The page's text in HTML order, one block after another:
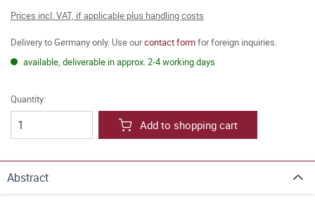
Prices incl. VAT, if applicable plus handling costs
Delivery to Germany only. Use ourcontact formfor foreign inquiries.
available, deliverable in approx. 2-4 working days
Quantity:
Add to shopping cart
Abstract